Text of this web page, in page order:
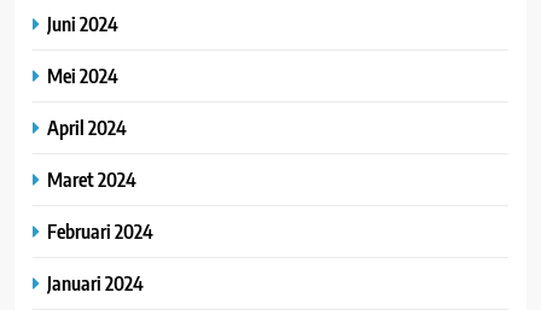
Juni 2024
Mei 2024
April 2024
Maret 2024
Februari 2024
Januari 2024